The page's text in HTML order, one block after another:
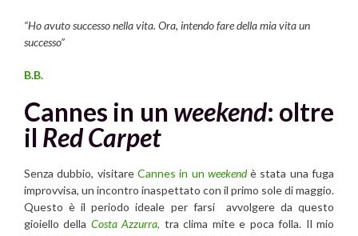
“Ho avuto successo nella vita. Ora, intendo fare della mia vita un
successo”
B.B.
Cannes in un weekend: oltre
il Red Carpet
Senza dubbio, visitare Cannes in un weekendè stata una fuga
improvvisa, un incontro inaspettato con il primo sole di maggio.
Questo è il periodo ideale per farsi avvolgere da questo
gioiello della Costa Azzurra, tra clima mite e poca folla. Il mio